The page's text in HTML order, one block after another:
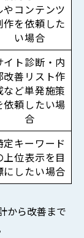
やコンテンツ
作を依頼した
い場合
イト診断・内
改善リスト作
など単発施策
依頼したい場
合
定キーワード
上位表示を目
にしたい場合
から改善まで